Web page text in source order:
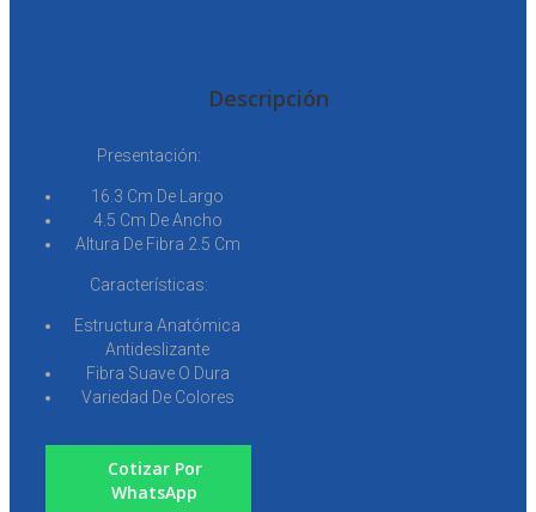
Descripción
Presentación:
16.3 Cm De Largo
4.5 Cm De Ancho
Altura De Fibra 2.5 Cm
Características:
Estructura Anatómica
Antideslizante
Fibra Suave O Dura
Variedad De Colores
Cotizar Por
WhatsApp